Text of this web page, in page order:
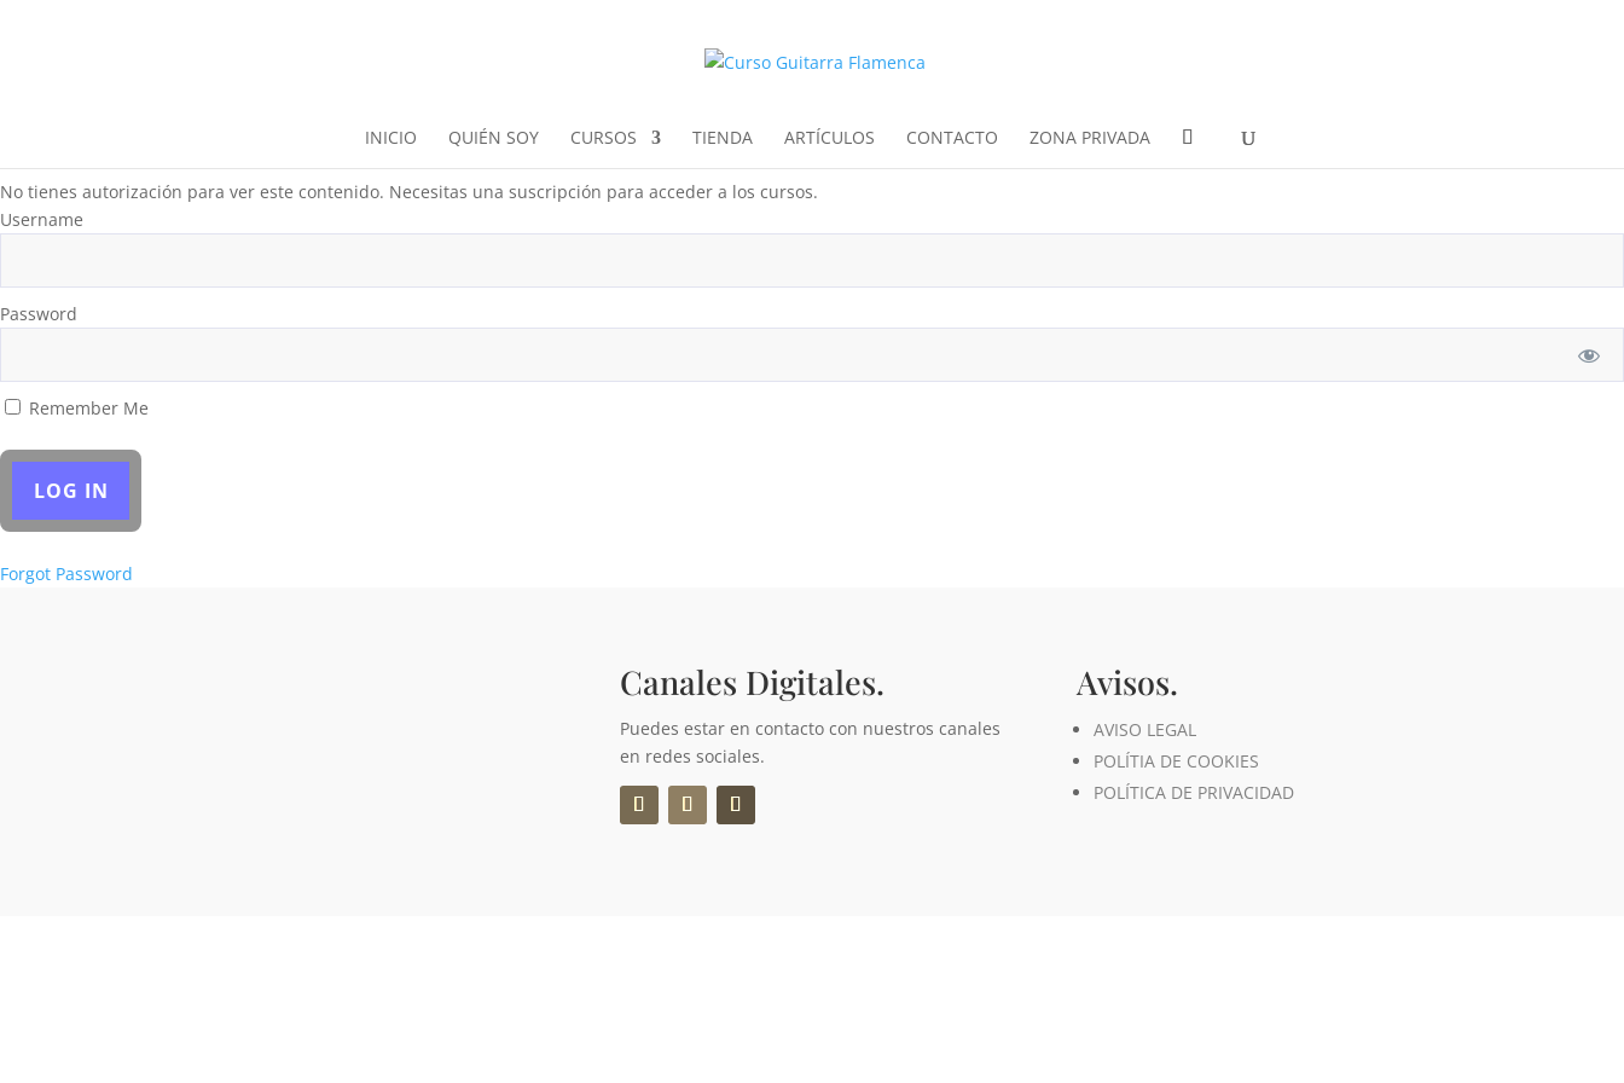
INICIO QUIÉN SOY CURSOS TIENDA ARTÍCULOS CONTACTO ZONA PRIVADA
No tienes autorización para ver este contenido. Necesitas una suscripción para acceder a los cursos.
Username
Password
Remember Me
Forgot Password
Canales Digitales.
Puedes estar en contacto con nuestros canales
en redes sociales.
Avisos.
AVISO LEGAL
POLÍTIA DE COOKIES
POLÍTICA DE PRIVACIDAD